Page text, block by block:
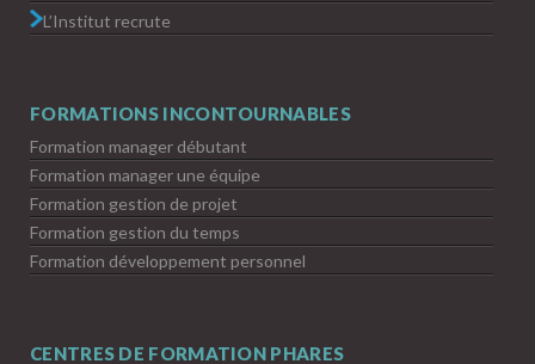
L’Institut recrute
FORMATIONS INCONTOURNABLES
Formation manager débutant
Formation manager une équipe
Formation gestion de projet
Formation gestion du temps
Formation développement personnel
CENTRES DE FORMATION PHARES